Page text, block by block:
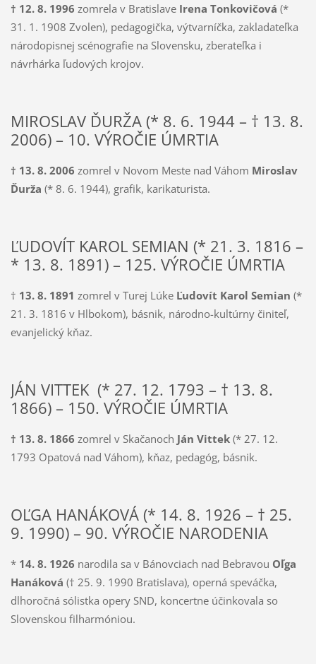
† 12. 8. 1996 zomrela v Bratislave Irena Tonkovičová (*
31. 1. 1908 Zvolen), pedagogička, výtvarníčka, zakladateľka
národopisnej scénografie na Slovensku, zberateľka i
návrhárka ľudových krojov.
MIROSLAV ĎURŽA (* 8. 6. 1944 – † 13. 8.
2006) – 10. VÝROČIE ÚMRTIA
† 13. 8. 2006 zomrel v Novom Meste nad Váhom Miroslav
Ďurža (* 8. 6. 1944), grafik, karikaturista.
ĽUDOVÍT KAROL SEMIAN (* 21. 3. 1816 –
* 13. 8. 1891) – 125. VÝROČIE ÚMRTIA
† 13. 8. 1891 zomrel v Turej Lúke Ľudovít Karol Semian (*
21. 3. 1816 v Hlbo­kom), básnik, národno-kultúrny činiteľ,
evanjelický kňaz.
JÁN VITTEK (* 27. 12. 1793 – † 13. 8.
1866) – 150. VÝROČIE ÚMRTIA
† 13. 8. 1866 zomrel v Skačanoch Ján Vittek (* 27. 12.
1793 Opatová nad Váhom), kňaz, pedagóg, básnik.
OĽGA HANÁKOVÁ (* 14. 8. 1926 – † 25.
9. 1990) – 90. VÝROČIE NARODENIA
* 14. 8. 1926 narodila sa v Bánovciach nad Bebravou Oľga
Hanáková († 25. 9. 1990 Bratislava), operná speváčka,
dlhoročná sólistka opery SND, koncertne účinkovala so
Slovenskou filharmóniou.